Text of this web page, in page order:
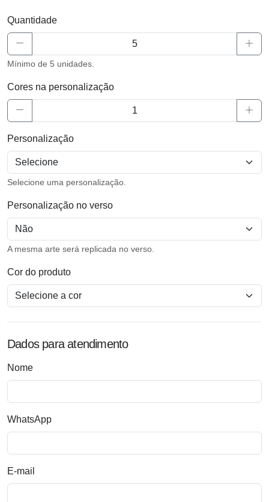
Quantidade
Mínimo de 5 unidades.
Cores na personalização
Personalização
Selecione uma personalização.
Personalização no verso
A mesma arte será replicada no verso.
Cor do produto
Dados para atendimento
Nome
WhatsApp
E-mail